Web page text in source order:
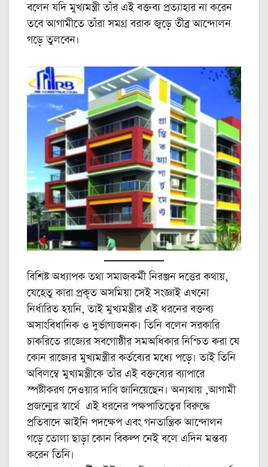
বলেন যদি মুখ্যমন্ত্রী তাঁর এই বক্তব্য প্রত্যাহার না করেন
তবে আগামীতে তাঁরা সমগ্র বরাক জুড়ে তীব্র আন্দোলন
গড়ে তুলবেন।
বিশিষ্ট অধ্যাপক তথা সমাজকর্মী নিরঞ্জন দত্তের কথায়,
যেহেতু কারা প্রকৃত অসমিয়া সেই সংজ্ঞাই এখনো
নির্ধারিত হয়নি, তাই মুখ্যমন্ত্রীর এই ধরনের বক্তব্য
অসাংবিধানিক ও দুর্ভাগ্যজনক। তিনি বলেন সরকারি
চাকরিতে রাজ্যের সবগোষ্ঠীর সমঅধিকার নিশ্চিত করা যে
কোন রাজ্যের মুখ্যমন্ত্রীর কর্তব্যের মধ্যে পড়ে। তাই তিনি
অবিলম্বে মুখ্যমন্ত্রীকে তাঁর এই বক্তব্যের ব্যাপারে
স্পষ্টীকরণ দেওয়ার দাবি জানিয়েছেন। অন্যথায় ,আগামী
প্রজন্মের স্বার্থে এই ধরনের পক্ষপাতিত্বের বিরুদ্ধে
প্রতিবাদে আইনি পদক্ষেপ এবং গনতান্ত্রিক আন্দোলন
গড়ে তোলা ছাড়া কোন বিকল্প নেই বলে এদিন মন্তব্য
করেন তিনি।